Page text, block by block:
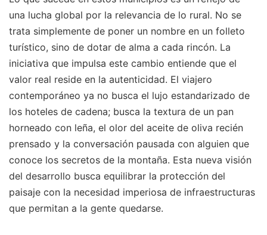
una lucha global por la relevancia de lo rural. No se
trata simplemente de poner un nombre en un folleto
turístico, sino de dotar de alma a cada rincón. La
iniciativa que impulsa este cambio entiende que el
valor real reside en la autenticidad. El viajero
contemporáneo ya no busca el lujo estandarizado de
los hoteles de cadena; busca la textura de un pan
horneado con leña, el olor del aceite de oliva recién
prensado y la conversación pausada con alguien que
conoce los secretos de la montaña. Esta nueva visión
del desarrollo busca equilibrar la protección del
paisaje con la necesidad imperiosa de infraestructuras
que permitan a la gente quedarse.